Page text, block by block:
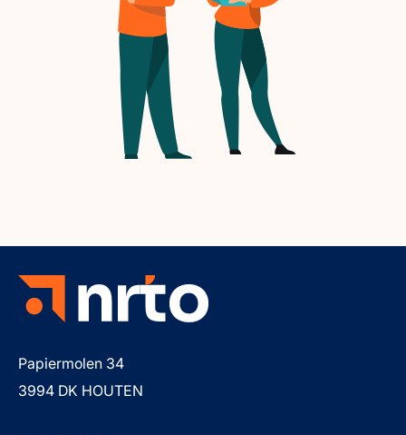
Papiermolen 34
3994 DK HOUTEN